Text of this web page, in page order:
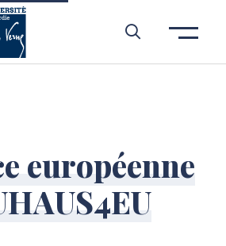
européenne